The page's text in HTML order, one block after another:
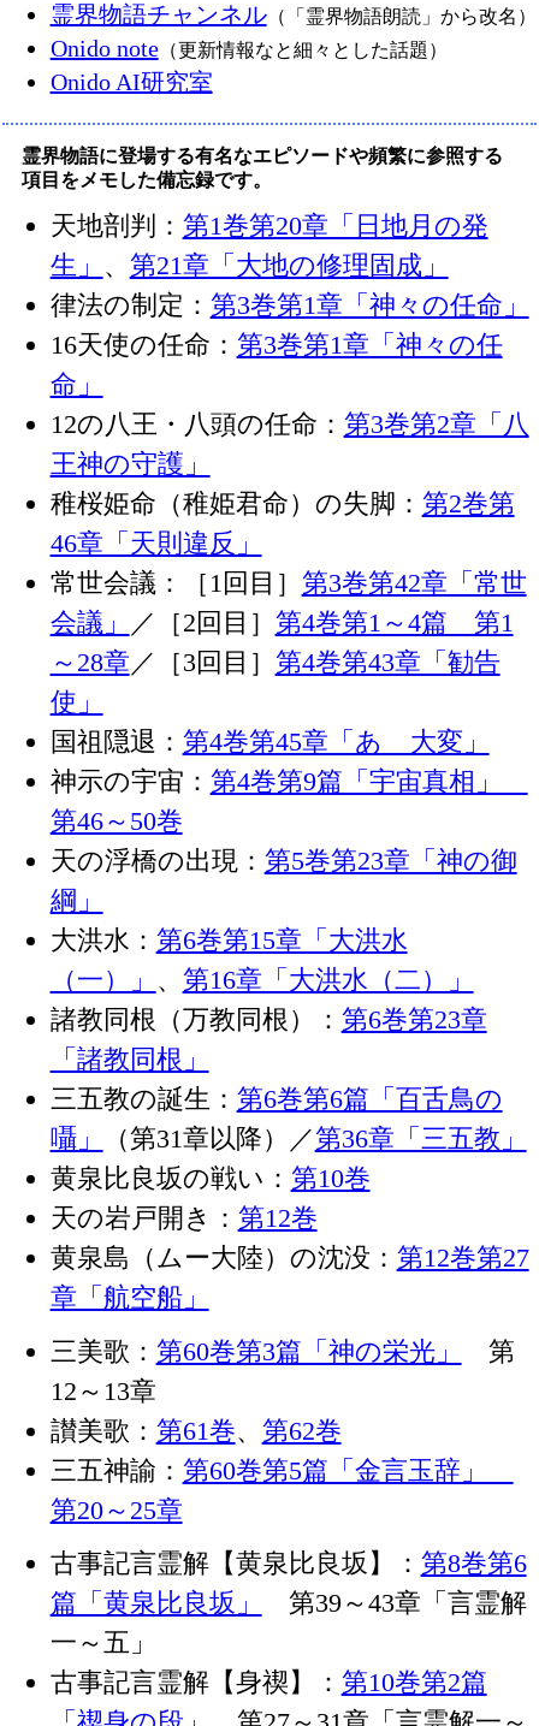
霊界物語チャンネル（「霊界物語朗読」から改名）
Onido note（更新情報なと細々とした話題）
Onido AI研究室
霊界物語に登場する有名なエピソードや頻繁に参照する
項目をメモした備忘録です。
天地剖判： 第1巻第20章「日地月の発
生」 、 第21章「大地の修理固成」
律法の制定： 第3巻第1章「神々の任命」
16天使の任命： 第3巻第1章「神々の任
命」
12の八王・八頭の任命： 第3巻第2章「八
王神の守護」
稚桜姫命（稚姫君命）の失脚： 第2巻第
46章「天則違反」
常世会議：［1回目］ 第3巻第42章「常世
会議」
／［2回目］ 第4巻第1～4篇 第1
～28章 ／［3回目］ 第4巻第43章「勧告
使」
国祖隠退： 第4巻第45章「あゝ大変」
神示の宇宙： 第4巻第9篇「宇宙真相」
第46～50巻
天の浮橋の出現： 第5巻第23章「神の御
綱」
大洪水： 第6巻第15章「大洪水
（一）」 、 第16章「大洪水（二）」
諸教同根（万教同根）： 第6巻第23章
「諸教同根」
三五教の誕生： 第6巻第6篇「百舌鳥の
囁」
（第31章以降）／第36章「三五教」
黄泉比良坂の戦い： 第10巻
天の岩戸開き： 第12巻
黄泉島（ムー大陸）の沈没： 第12巻第27
章「航空船」
三美歌： 第60巻第3篇「神の栄光」
第
12～13章
讃美歌： 第61巻、 第62巻
三五神諭： 第60巻第5篇「金言玉辞」
第20～25章
古事記言霊解【黄泉比良坂】： 第8巻第6
篇「黄泉比良坂」
第39～43章「言霊解
一～五」
古事記言霊解【身禊】： 第10巻第2篇